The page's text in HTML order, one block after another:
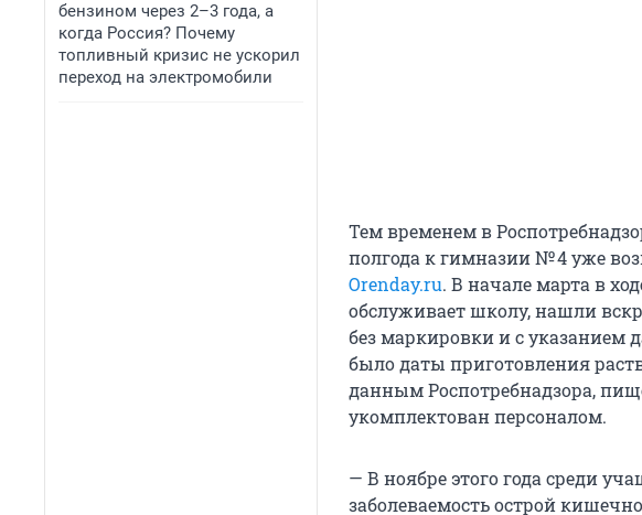
бензином через 2–3 года, а
когда Россия? Почему
топливный кризис не ускорил
переход на электромобили
Тем временем в
полгода к гимназии № 4 уже
Orenday.ru. В начале марта в
обслуживает школу, нашли
без маркировки и с
было даты приготовления
данным Роспотребнадзора,
укомплектован персоналом.
— В ноябре этого года среди
заболеваемость острой